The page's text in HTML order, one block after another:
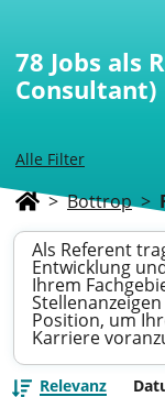
Alle Filter
78 Jobs als
Consultant)
> Bottrop >
Als Referent
Entwicklung
Ihrem
Position, um
Karriere
Relevanz